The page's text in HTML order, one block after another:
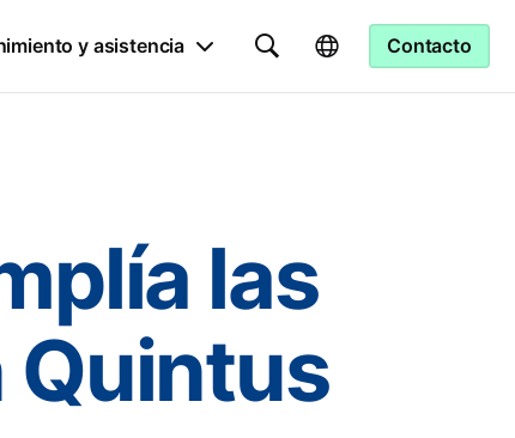
y asistencia Contacto
las
Quintus